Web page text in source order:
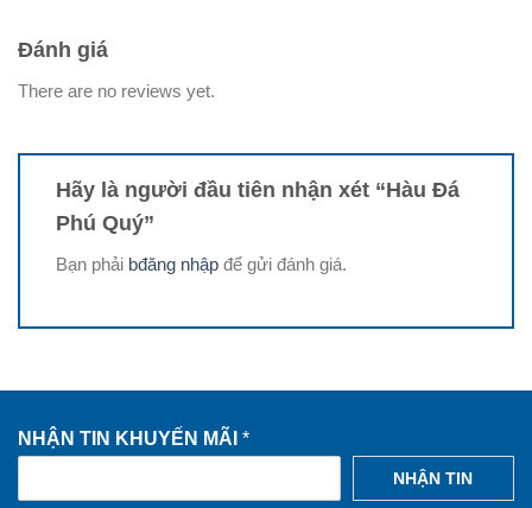
Đánh giá
There are no reviews yet.
Hãy là người đầu tiên nhận xét “Hàu Đá
Phú Quý”
Bạn phải bđăng nhập để gửi đánh giá.
NHẬN TIN KHUYẾN MÃI *
NHẬN TIN